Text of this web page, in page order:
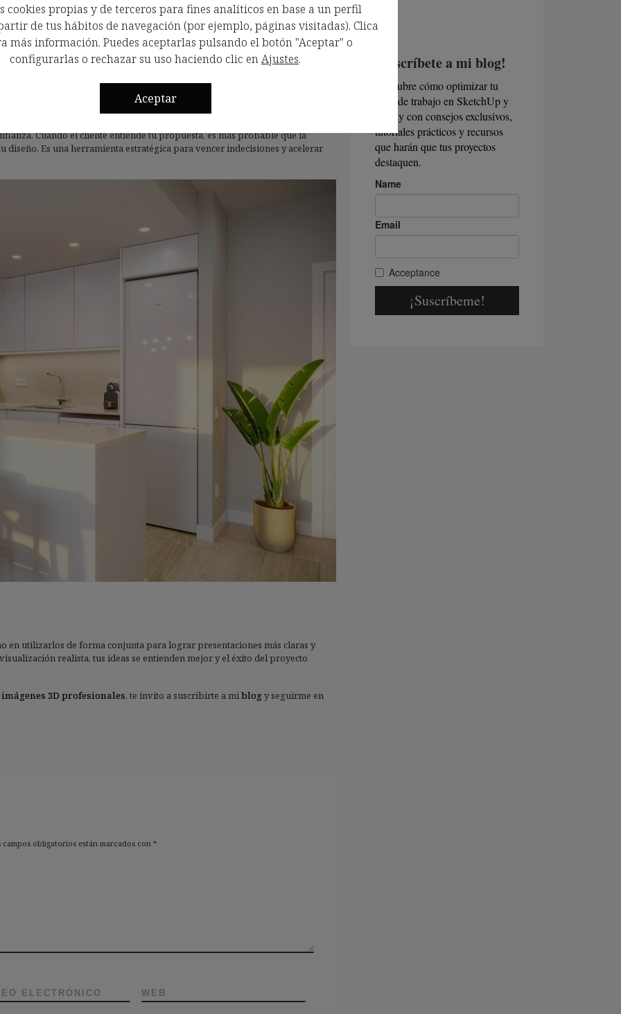
la técnica y la emoción
sino que los elevan. Con una imagen 3D bien hecha, el cliente ve lo que
mobiliario… sensaciones.
niveles de información distintos pero complementarios: uno técnico y otro
Cuando el cliente entiende tu propuesta, es más probable que la
Es una herramienta estratégica para vencer indecisiones y acelerar
en utilizarlos de forma conjunta para lograr presentaciones más claras y
realista, tus ideas se entienden mejor y el éxito del proyecto
imágenes 3D profesionales, te invito a suscribirte a miblogy seguirme en
campos obligatorios están marcados con*
ELECTRÓNICO WEB
cookies propias y de terceros para fines analíticos en base a un perfil
de tus hábitos de navegación (por ejemplo, páginas visitadas). Clica
más información. Puedes aceptarlas pulsando el botón "Aceptar" o
configurarlas o rechazar su uso haciendo clic enAjustes.
Aceptar